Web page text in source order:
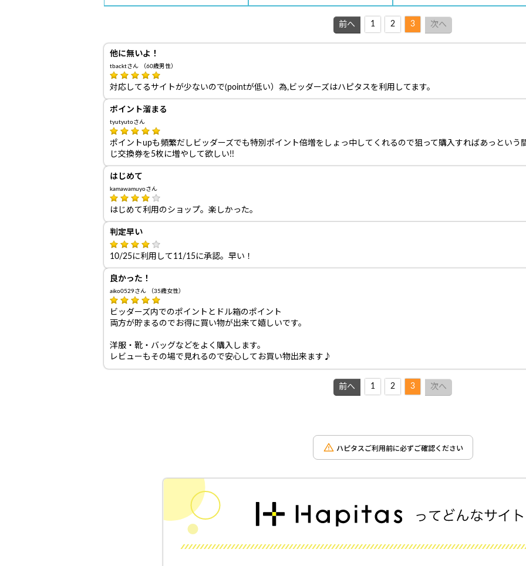
前へ 1 2 3 次へ
他に無いよ！
tbacktさん （60歳男性）
対応してるサイトが少ないので(pointが低い）為,ビッダーズはハピタスを利用してます。
ポイント溜まる
tyutyutoさん
ポイントupも頻繁だしビッダーズでも特別ポイント倍増をしょっ中してくれるので狙って購入すればあっという
じ交換券を5枚に増やして欲しい!!
はじめて
kamawamuyoさん
はじめて利用のショップ。楽しかった。
判定早い
10/25に利用して11/15に承認。早い！
良かった！
aiko0529さん （35歳女性）
ビッダーズ内でのポイントとドル箱のポイント
両方が貯まるのでお得に買い物が出来て嬉しいです。
洋服・靴・バッグなどをよく購入します。
レビューもその場で見れるので安心してお買い物出来ます♪
前へ 1 2 3 次へ
ハピタスご利用前に必ずご確認ください